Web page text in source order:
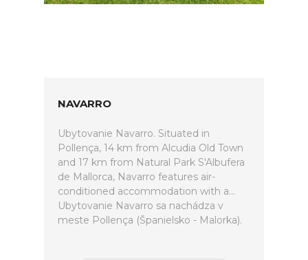
NAVARRO
Ubytovanie Navarro. Situated in
Pollença, 14 km from Alcudia Old Town
and 17 km from Natural Park S'Albufera
de Mallorca, Navarro features air-
conditioned accommodation with a...
Ubytovanie Navarro sa nachádza v
meste Pollença (Španielsko - Malorka).